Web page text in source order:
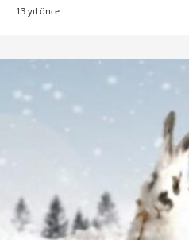
13 yıl önce